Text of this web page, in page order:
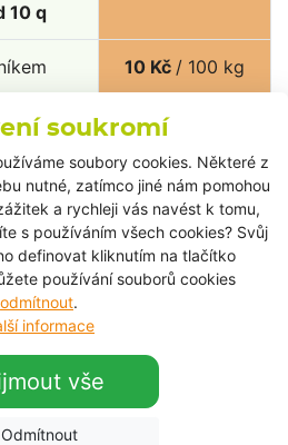
soukromí
soubory cookies. Některé z
nutné, zatímco jiné nám pomohou
a rychleji vás navést k tomu,
s používáním všech cookies? Svůj
definovat kliknutím na tlačítko
používání souborů cookies
odmítnout.
informace
vše
Odmítnout
10 q
10 Kč / 100 kg
Kč/1 km.
a zpět.
Ceny jsou
včetně DPH.